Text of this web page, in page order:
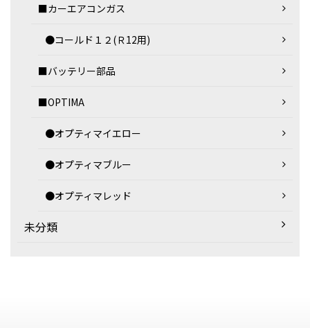
■カーエアコンガス
●コールド１２(Ｒ12用)
■バッテリー部品
■OPTIMA
●オプティマイエロー
●オプティマブルー
●オプティマレッド
未分類